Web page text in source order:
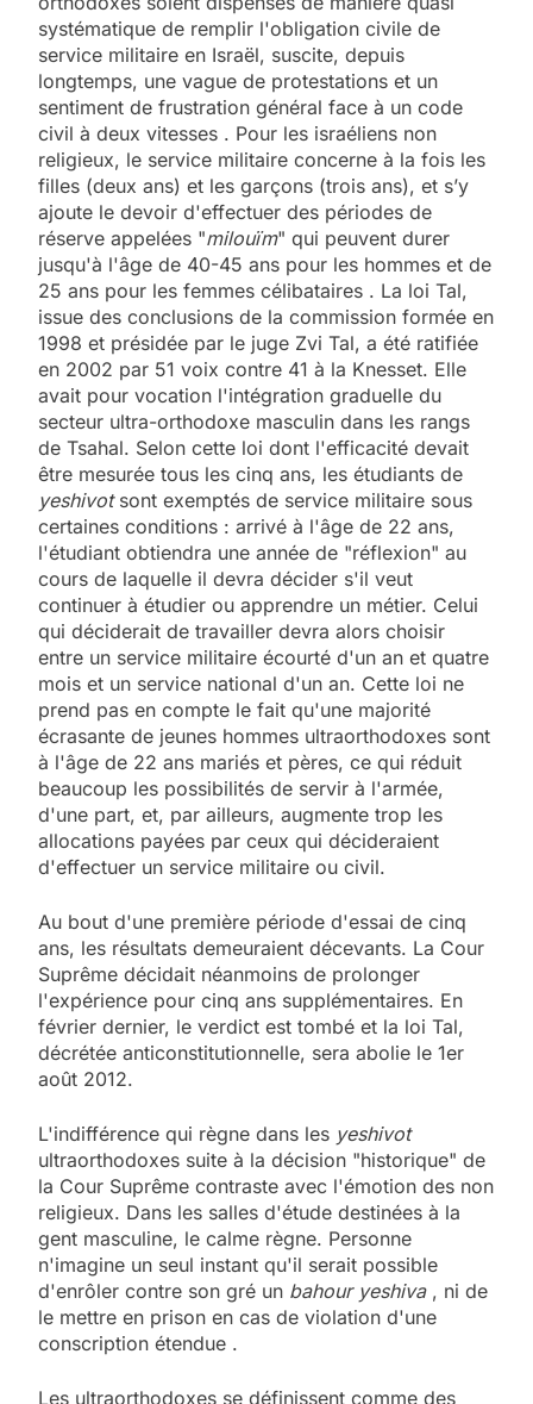
systématique de remplir l'obligation civile de
service militaire en Israël, suscite, depuis
longtemps, une vague de protestations et un
sentiment de frustration général face à un code
civil à deux vitesses . Pour les israéliens non
religieux, le service militaire concerne à la fois les
filles (deux ans) et les garçons (trois ans), et s’y
ajoute le devoir d'effectuer des périodes de
réserve appelées "milouïm" qui peuvent durer
jusqu'à l'âge de 40-45 ans pour les hommes et de
25 ans pour les femmes célibataires . La loi Tal,
issue des conclusions de la commission formée en
1998 et présidée par le juge Zvi Tal, a été ratifiée
en 2002 par 51 voix contre 41 à la Knesset. Elle
avait pour vocation l'intégration graduelle du
secteur ultra-orthodoxe masculin dans les rangs
de Tsahal. Selon cette loi dont l'efficacité devait
être mesurée tous les cinq ans, les étudiants de
yeshivot sont exemptés de service militaire sous
certaines conditions : arrivé à l'âge de 22 ans,
l'étudiant obtiendra une année de "réflexion" au
cours de laquelle il devra décider s'il veut
continuer à étudier ou apprendre un métier. Celui
qui déciderait de travailler devra alors choisir
entre un service militaire écourté d'un an et quatre
mois et un service national d'un an. Cette loi ne
prend pas en compte le fait qu'une majorité
écrasante de jeunes hommes ultraorthodoxes sont
à l'âge de 22 ans mariés et pères, ce qui réduit
beaucoup les possibilités de servir à l'armée,
d'une part, et, par ailleurs, augmente trop les
allocations payées par ceux qui décideraient
d'effectuer un service militaire ou civil.
Au bout d'une première période d'essai de cinq
ans, les résultats demeuraient décevants. La Cour
Suprême décidait néanmoins de prolonger
l'expérience pour cinq ans supplémentaires. En
février dernier, le verdict est tombé et la loi Tal,
décrétée anticonstitutionnelle, sera abolie le 1er
août 2012.
L'indifférence qui règne dans les yeshivot
ultraorthodoxes suite à la décision "historique" de
la Cour Suprême contraste avec l'émotion des non
religieux. Dans les salles d'étude destinées à la
gent masculine, le calme règne. Personne
n'imagine un seul instant qu'il serait possible
d'enrôler contre son gré un bahour yeshiva , ni de
le mettre en prison en cas de violation d'une
conscription étendue .
Les ultraorthodoxes se définissent comme des